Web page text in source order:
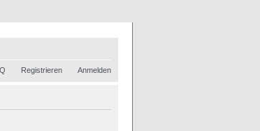
Registrieren Anmelden